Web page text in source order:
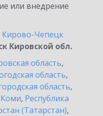
или внедрение
Кирово-Чепецк
Кировской обл.
область,
область,
область,
Коми, Республика
(Татарстан),